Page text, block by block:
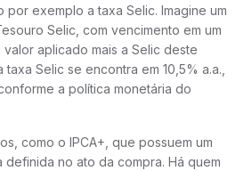
exemplo a taxa Selic. Imagine um
Selic, com vencimento em um
aplicado mais a Selic deste
Selic se encontra em 10,5% a.a.,
a política monetária do
como o IPCA+, que possuem um
definida no ato da compra. Há quem